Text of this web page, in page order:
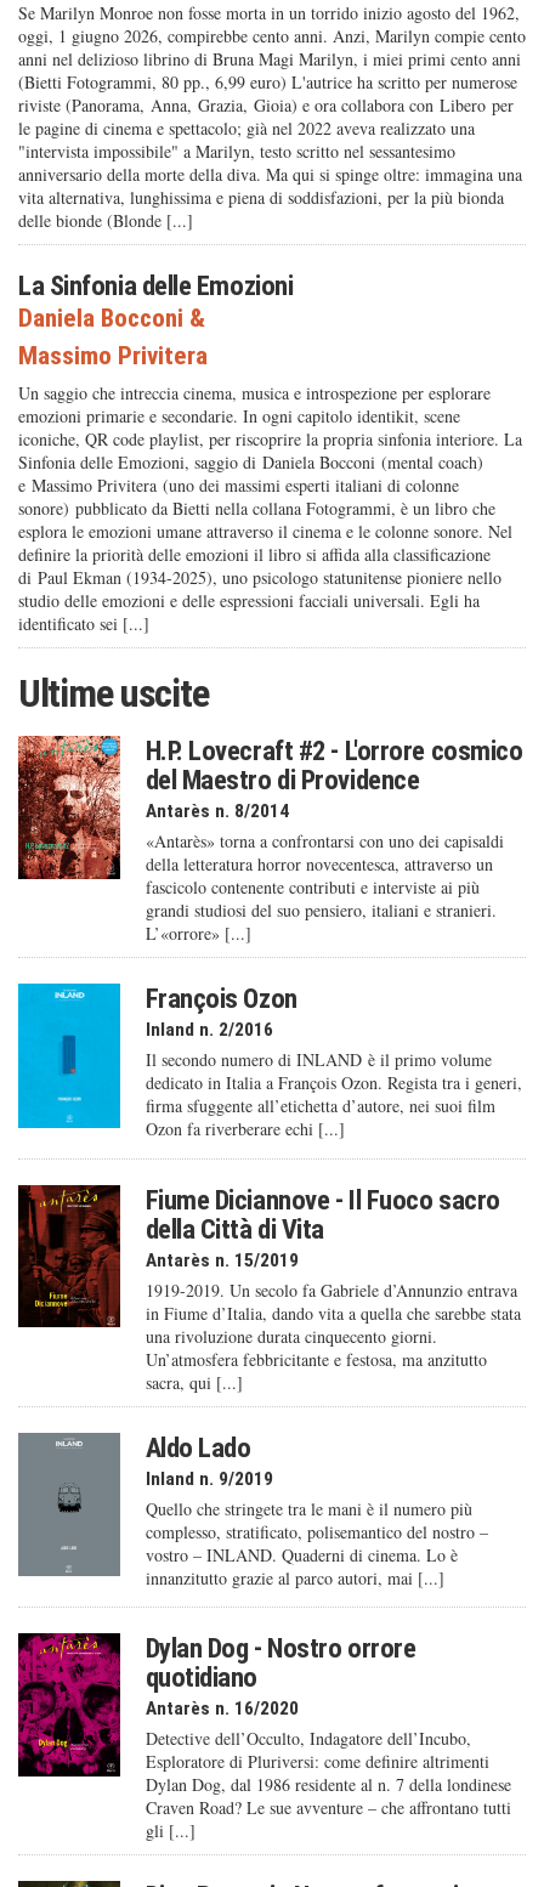
Se Marilyn Monroe non fosse morta in un torrido inizio agosto del 1962,
oggi, 1 giugno 2026, compirebbe cento anni. Anzi, Marilyn compie cento
anni nel delizioso librino di Bruna Magi Marilyn, i miei primi cento anni
(Bietti Fotogrammi, 80 pp., 6,99 euro) L'autrice ha scritto per numerose
riviste (Panorama, Anna, Grazia, Gioia) e ora collabora con Libero per
le pagine di cinema e spettacolo; già nel 2022 aveva realizzato una
"intervista impossibile" a Marilyn, testo scritto nel sessantesimo
anniversario della morte della diva. Ma qui si spinge oltre: immagina una
vita alternativa, lunghissima e piena di soddisfazioni, per la più bionda
delle bionde (Blonde [...]
La Sinfonia delle Emozioni
Daniela Bocconi &
Massimo Privitera
Un saggio che intreccia cinema, musica e introspezione per esplorare
emozioni primarie e secondarie. In ogni capitolo identikit, scene
iconiche, QR code playlist, per riscoprire la propria sinfonia interiore. La
Sinfonia delle Emozioni, saggio di Daniela Bocconi (mental coach)
e Massimo Privitera (uno dei massimi esperti italiani di colonne
sonore) pubblicato da Bietti nella collana Fotogrammi, è un libro che
esplora le emozioni umane attraverso il cinema e le colonne sonore. Nel
definire la priorità delle emozioni il libro si affida alla classificazione
di Paul Ekman (1934-2025), uno psicologo statunitense pioniere nello
studio delle emozioni e delle espressioni facciali universali. Egli ha
identificato sei [...]
Ultime uscite
H.P. Lovecraft #2 - L'orrore cosmico
del Maestro di Providence
Antarès n. 8/2014
«Antarès» torna a confrontarsi con uno dei capisaldi
della letteratura horror novecentesca, attraverso un
fascicolo contenente contributi e interviste ai più
grandi studiosi del suo pensiero, italiani e stranieri.
L’«orrore» [...]
François Ozon
Inland n. 2/2016
Il secondo numero di INLAND è il primo volume
dedicato in Italia a François Ozon. Regista tra i generi,
firma sfuggente all’etichetta d’autore, nei suoi film
Ozon fa riverberare echi [...]
Fiume Diciannove - Il Fuoco sacro
della Città di Vita
Antarès n. 15/2019
1919-2019. Un secolo fa Gabriele d’Annunzio entrava
in Fiume d’Italia, dando vita a quella che sarebbe stata
una rivoluzione durata cinquecento giorni.
Un’atmosfera febbricitante e festosa, ma anzitutto
sacra, qui [...]
Aldo Lado
Inland n. 9/2019
Quello che stringete tra le mani è il numero più
complesso, stratificato, polisemantico del nostro –
vostro – INLAND. Quaderni di cinema. Lo è
innanzitutto grazie al parco autori, mai [...]
Dylan Dog - Nostro orrore
quotidiano
Antarès n. 16/2020
Detective dell’Occulto, Indagatore dell’Incubo,
Esploratore di Pluriversi: come definire altrimenti
Dylan Dog, dal 1986 residente al n. 7 della londinese
Craven Road? Le sue avventure – che affrontano tutti
gli [...]